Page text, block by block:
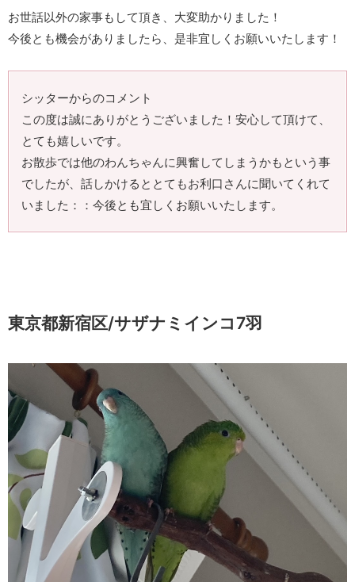
お世話以外の家事もして頂き、大変助かりました！
今後とも機会がありましたら、是非宜しくお願いいたします！
シッターからのコメント
この度は誠にありがとうございました！安心して頂けて、
とても嬉しいです。
お散歩では他のわんちゃんに興奮してしまうかもという事
でしたが、話しかけるととてもお利口さんに聞いてくれて
いました：：今後とも宜しくお願いいたします。
東京都新宿区/サザナミインコ7羽